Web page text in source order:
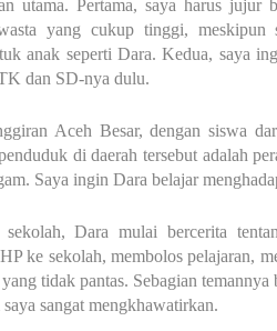
utama. Pertama, saya harus jujur
yang cukup tinggi, meskipun
anak seperti Dara. Kedua, saya
dan SD-nya dulu.
Aceh Besar, dengan siswa
di daerah tersebut adalah
Saya ingin Dara belajar
Dara mulai bercerita
ke sekolah, membolos pelajaran,
tidak pantas. Sebagian
sangat mengkhawatirkan.